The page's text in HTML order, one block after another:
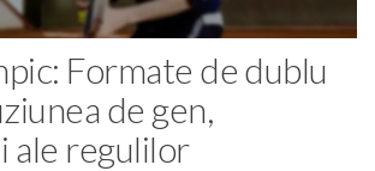
Formate de dublu
de gen,
ale regulilor